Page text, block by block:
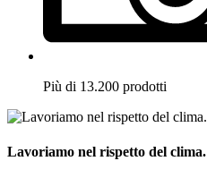
Più di 13.200 prodotti
Lavoriamo nel rispetto del clima.